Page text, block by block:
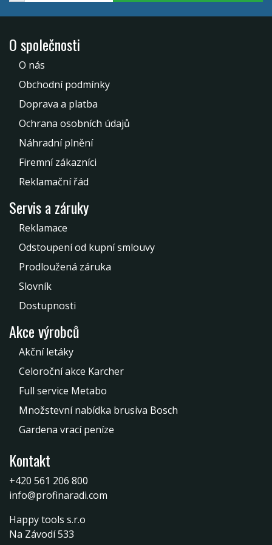
O společnosti
O nás
Obchodní podmínky
Doprava a platba
Ochrana osobních údajů
Náhradní plnění
Firemní zákazníci
Reklamační řád
Servis a záruky
Reklamace
Odstoupení od kupní smlouvy
Prodloužená záruka
Slovník
Dostupnosti
Akce výrobců
Akční letáky
Celoroční akce Karcher
Full service Metabo
Množstevní nabídka brusiva Bosch
Gardena vrací peníze
Kontakt
+420 561 206 800
info@profinaradi.com
Happy tools s.r.o
Na Závodí 533